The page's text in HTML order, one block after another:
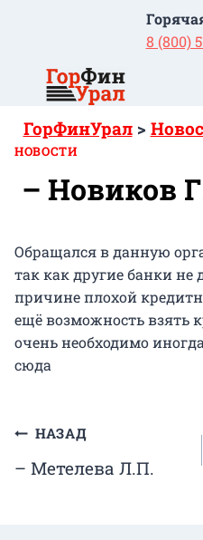
содержимому
8 (800)
ГорФинУрал>
НОВОСТИ
– Новиков
Обращался в данную
так как другие банки
причине плохой
ещё возможность взять
очень необходимо
сюда
Навигация
по
НАЗАД
– Метелева Л.П.